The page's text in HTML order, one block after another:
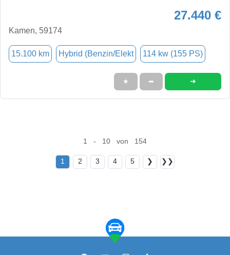
27.440 €
Kamen, 59174
15.100 km Hybrid (Benzin/Elekt 114 kw (155 PS)
★ ➦ ➜
1 - 10 von 154
1 2 3 4 5 ❯ ❯❯